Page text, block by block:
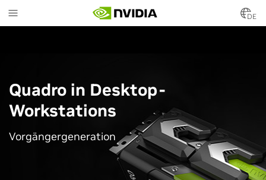
to
main
DE
Quadro in Desktop-
Workstations
Vorgängergeneration